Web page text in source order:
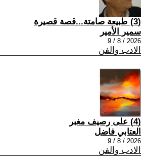
(3) طبيعة صامتة...قصة قصيرة
سمير الأمير
2026 / 8 / 9
الادب والفن
(4) على رصيف مغبر
العتابي فاضل
2026 / 8 / 9
الادب والفن